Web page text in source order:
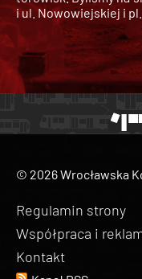
i ul. Nowowiejskiej i pl.
© 2026 Wrocławska
Regulamin strony
Współpraca i
Kontakt